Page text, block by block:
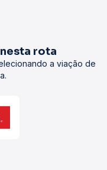
rota
a viação de